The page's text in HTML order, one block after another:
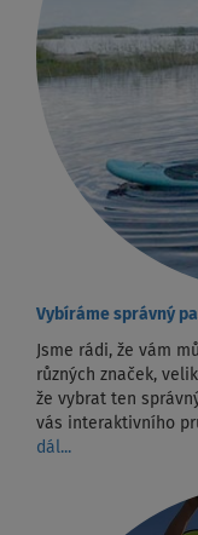
Vybíráme správný
Jsme rádi, že vám
různých značek,
že vybrat ten
vás interaktivního
dál...